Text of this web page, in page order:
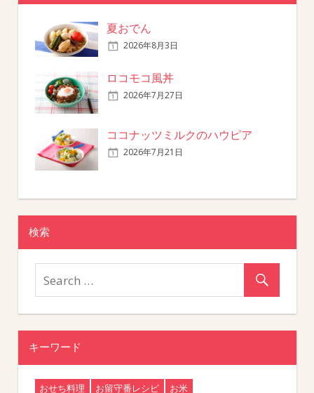
夏おでん
2026年8月3日
ロコモコ風丼
2026年7月27日
ココナッツミルクのハウピア
2026年7月21日
検索
キーワード
おせち料理 お留守番レシピ
お米